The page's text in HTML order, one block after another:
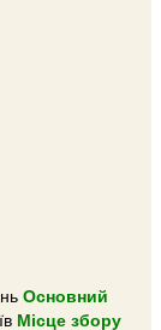
Основний
Місце збору